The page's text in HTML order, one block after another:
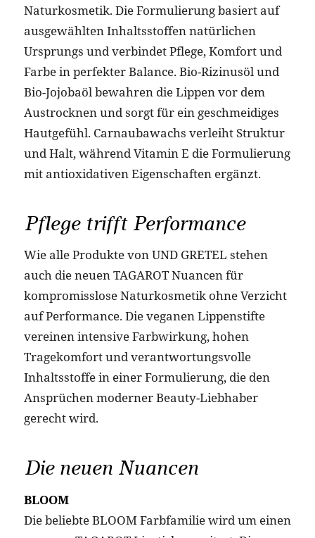
Naturkosmetik. Die Formulierung basiert auf
ausgewählten Inhaltsstoffen natürlichen
Ursprungs und verbindet Pflege, Komfort und
Farbe in perfekter Balance. Bio-Rizinusöl und
Bio-Jojobaöl bewahren die Lippen vor dem
Austrocknen und sorgt für ein geschmeidiges
Hautgefühl. Carnaubawachs verleiht Struktur
und Halt, während Vitamin E die Formulierung
mit antioxidativen Eigenschaften ergänzt.
Pflege trifft Performance
Wie alle Produkte von UND GRETEL stehen
auch die neuen TAGAROT Nuancen für
kompromisslose Naturkosmetik ohne Verzicht
auf Performance. Die veganen Lippenstifte
vereinen intensive Farbwirkung, hohen
Tragekomfort und verantwortungsvolle
Inhaltsstoffe in einer Formulierung, die den
Ansprüchen moderner Beauty-Liebhaber
gerecht wird.
Die neuen Nuancen
BLOOM
Die beliebte BLOOM Farbfamilie wird um einen